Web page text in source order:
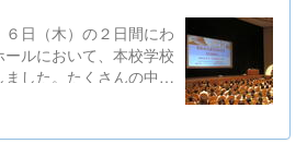
日（木）の２日間にわ
ルにおいて、本校学校
した。たくさんの中学